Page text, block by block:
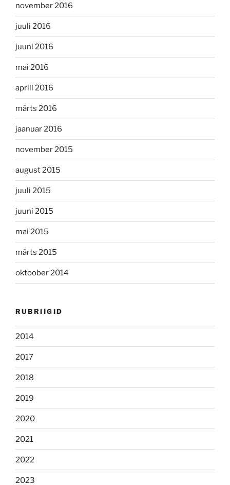
november 2016
juuli 2016
juuni 2016
mai 2016
aprill 2016
märts 2016
jaanuar 2016
november 2015
august 2015
juuli 2015
juuni 2015
mai 2015
märts 2015
oktoober 2014
RUBRIIGID
2014
2017
2018
2019
2020
2021
2022
2023